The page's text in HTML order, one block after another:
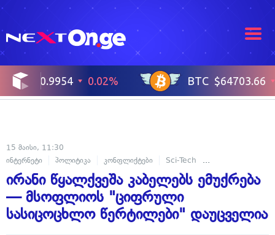
15 მაისი, 11:30
ინტერნეტი
პოლიტიკა კონფლიქტები Sci-Tech
ირანი წყალქვეშა კაბელებს ემუქრება
— მსოფლიოს "ციფრული
სასიცოცხლო წერტილები" დაუცველია